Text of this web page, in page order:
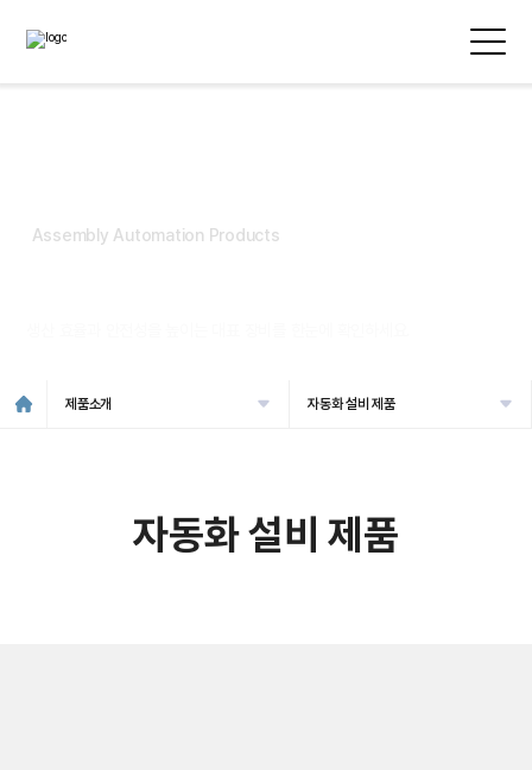
Assembly Automation Products
제품소개 자동화 설비 제품
자동화 설비 제품